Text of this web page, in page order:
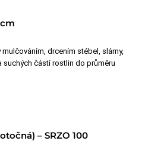
drcením stébel, slámy,
suchých částí rostlin do průměru
– SRZO 100